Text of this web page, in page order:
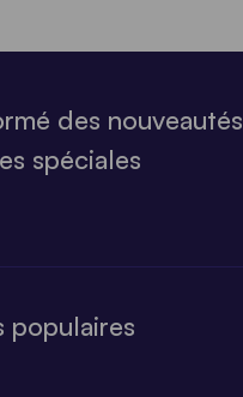
des nouveautés
spéciales
populaires